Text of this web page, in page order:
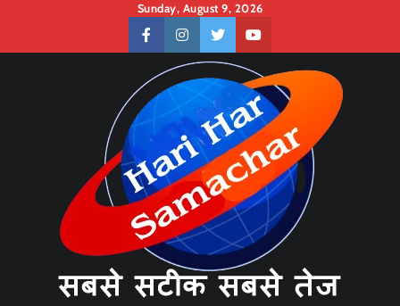
content
Sunday, August 9, 2026
facebookinstagramtwitteryoutube